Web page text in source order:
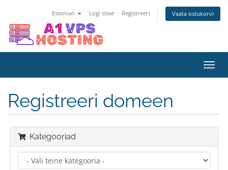
Estonian Logi sisse Registreeri Vaata ostukorvi
Registreeri domeen
Kategooriad